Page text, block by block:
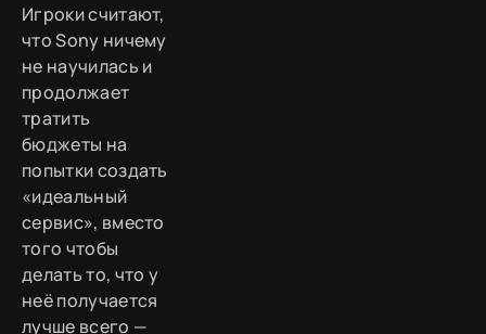
Игроки считают,
что Sony ничему
не научилась и
продолжает
тратить
бюджеты на
попытки создать
«идеальный
сервис», вместо
того чтобы
делать то, что у
неё получается
лучше всего —